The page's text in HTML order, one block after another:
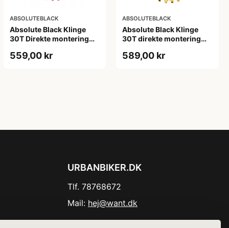
ABSOLUTEBLACK
Absolute Black Klinge
30T Direkte montering
Rød
559,00 kr
ABSOLUTEBLACK
Absolute Black Klinge
30T direkte montering
589,00 kr
URBANBIKER.DK
Tlf. 78768672
Mail: hej@want.dk